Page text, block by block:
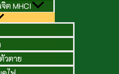
ต MHCI
วตาย